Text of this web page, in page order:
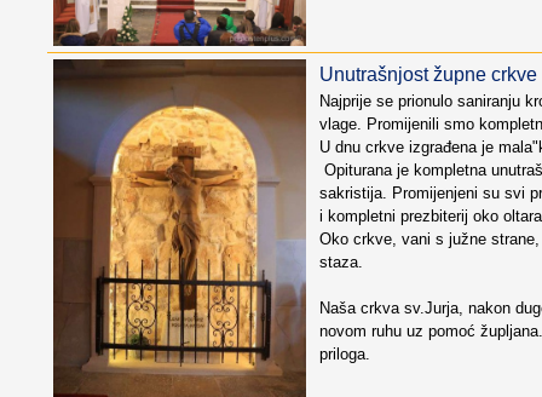
Unutrašnjost župne crkve
Najprije se prionulo saniranju
vlage. Promijenili smo
U dnu crkve izgrađena je
Opiturana je kompletna
sakristija. Promijenjeni su svi
i kompletni prezbiterij oko
Oko crkve, vani s južne
staza.
Naša crkva sv.Jurja, nakon
novom ruhu uz pomoć
priloga.